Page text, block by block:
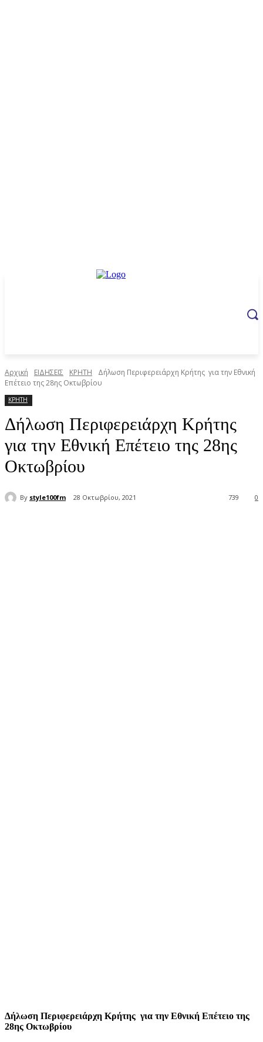
Αρχική ΕΙΔΗΣΕΙΣ ΚΡΗΤΗ
Δήλωση Περιφερειάρχη Κρήτης για την Εθνική
Επέτειο της 28ης Οκτωβρίου
ΚΡΗΤΗ
Δήλωση Περιφερειάρχη Κρήτης
για την Εθνική Επέτειο της 28ης
Οκτωβρίου
By style100fm 28 Οκτωβρίου, 2021 0
739
Δήλωση Περιφερειάρχη Κρήτης για την Εθνική Επέτειο της
28ης Οκτωβρίου